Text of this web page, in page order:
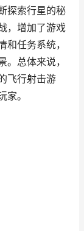
探索行星的秘
，增加了游戏
任务系统，
总体来说，
飞行射击游
。